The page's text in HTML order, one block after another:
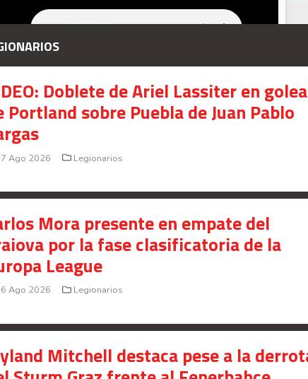
Doblete de Ariel Lassiter en
Portland sobre Puebla de Juan Pablo
Ago 2026 Legionarios
Mora presente en empate del
por la fase clasificatoria de la
League
Ago 2026 Legionarios
Mitchell destaca pese a la